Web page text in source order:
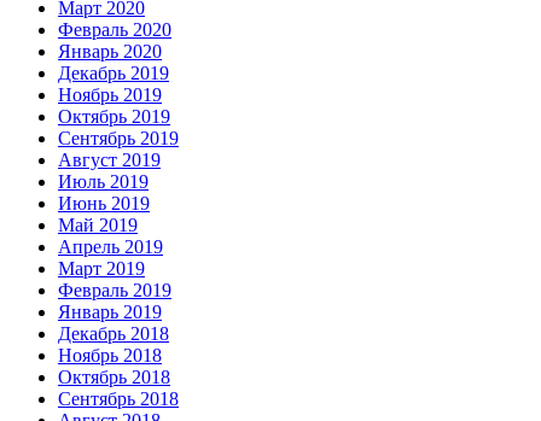
Март 2020
Февраль 2020
Январь 2020
Декабрь 2019
Ноябрь 2019
Октябрь 2019
Сентябрь 2019
Август 2019
Июль 2019
Июнь 2019
Май 2019
Апрель 2019
Март 2019
Февраль 2019
Январь 2019
Декабрь 2018
Ноябрь 2018
Октябрь 2018
Сентябрь 2018